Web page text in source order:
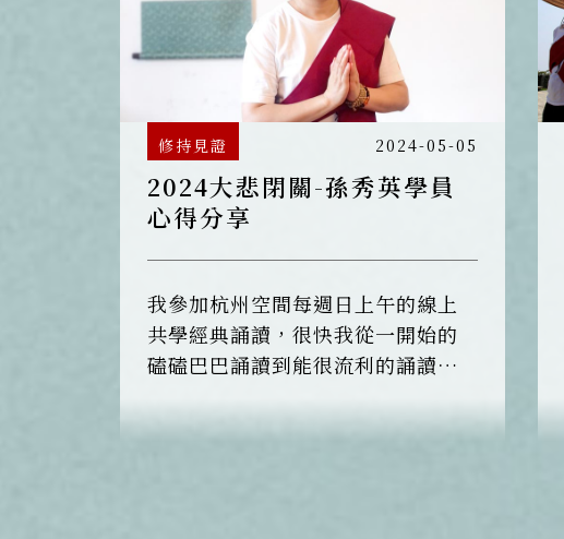
修持見證 2024-05-05
2024大悲閉關-孫秀英學員
心得分享
我參加杭州空間每週日上午的線上
共學經典誦讀，很快我從一開始的
磕磕巴巴誦讀到能很流利的誦讀，
了一個梯次的大悲閉關。今年聽到